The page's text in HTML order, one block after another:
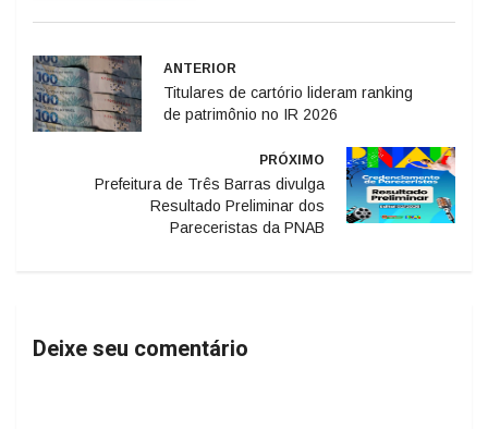
ANTERIOR
Titulares de cartório lideram ranking
de patrimônio no IR 2026
PRÓXIMO
Prefeitura de Três Barras divulga
Resultado Preliminar dos
Pareceristas da PNAB
Deixe seu comentário